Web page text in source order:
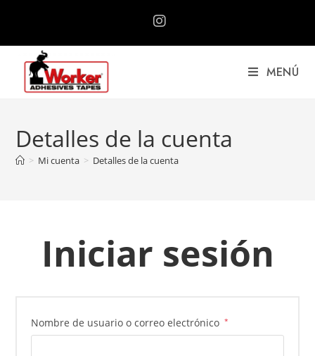
MENÚ
Detalles de la cuenta
> Mi cuenta > Detalles de la cuenta
Iniciar sesión
Nombre de usuario o correo electrónico *